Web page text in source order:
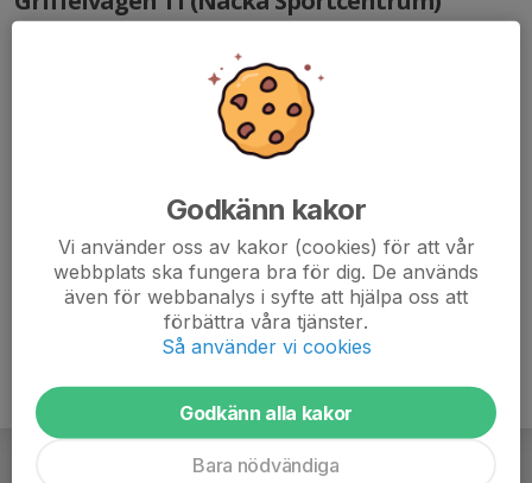
Godkänn kakor
Vi använder oss av kakor (cookies) för att vår
webbplats ska fungera bra för dig. De används
även för webbanalys i syfte att hjälpa oss att
förbättra våra tjänster.
Så använder vi cookies
Godkänn alla kakor
Bara nödvändiga